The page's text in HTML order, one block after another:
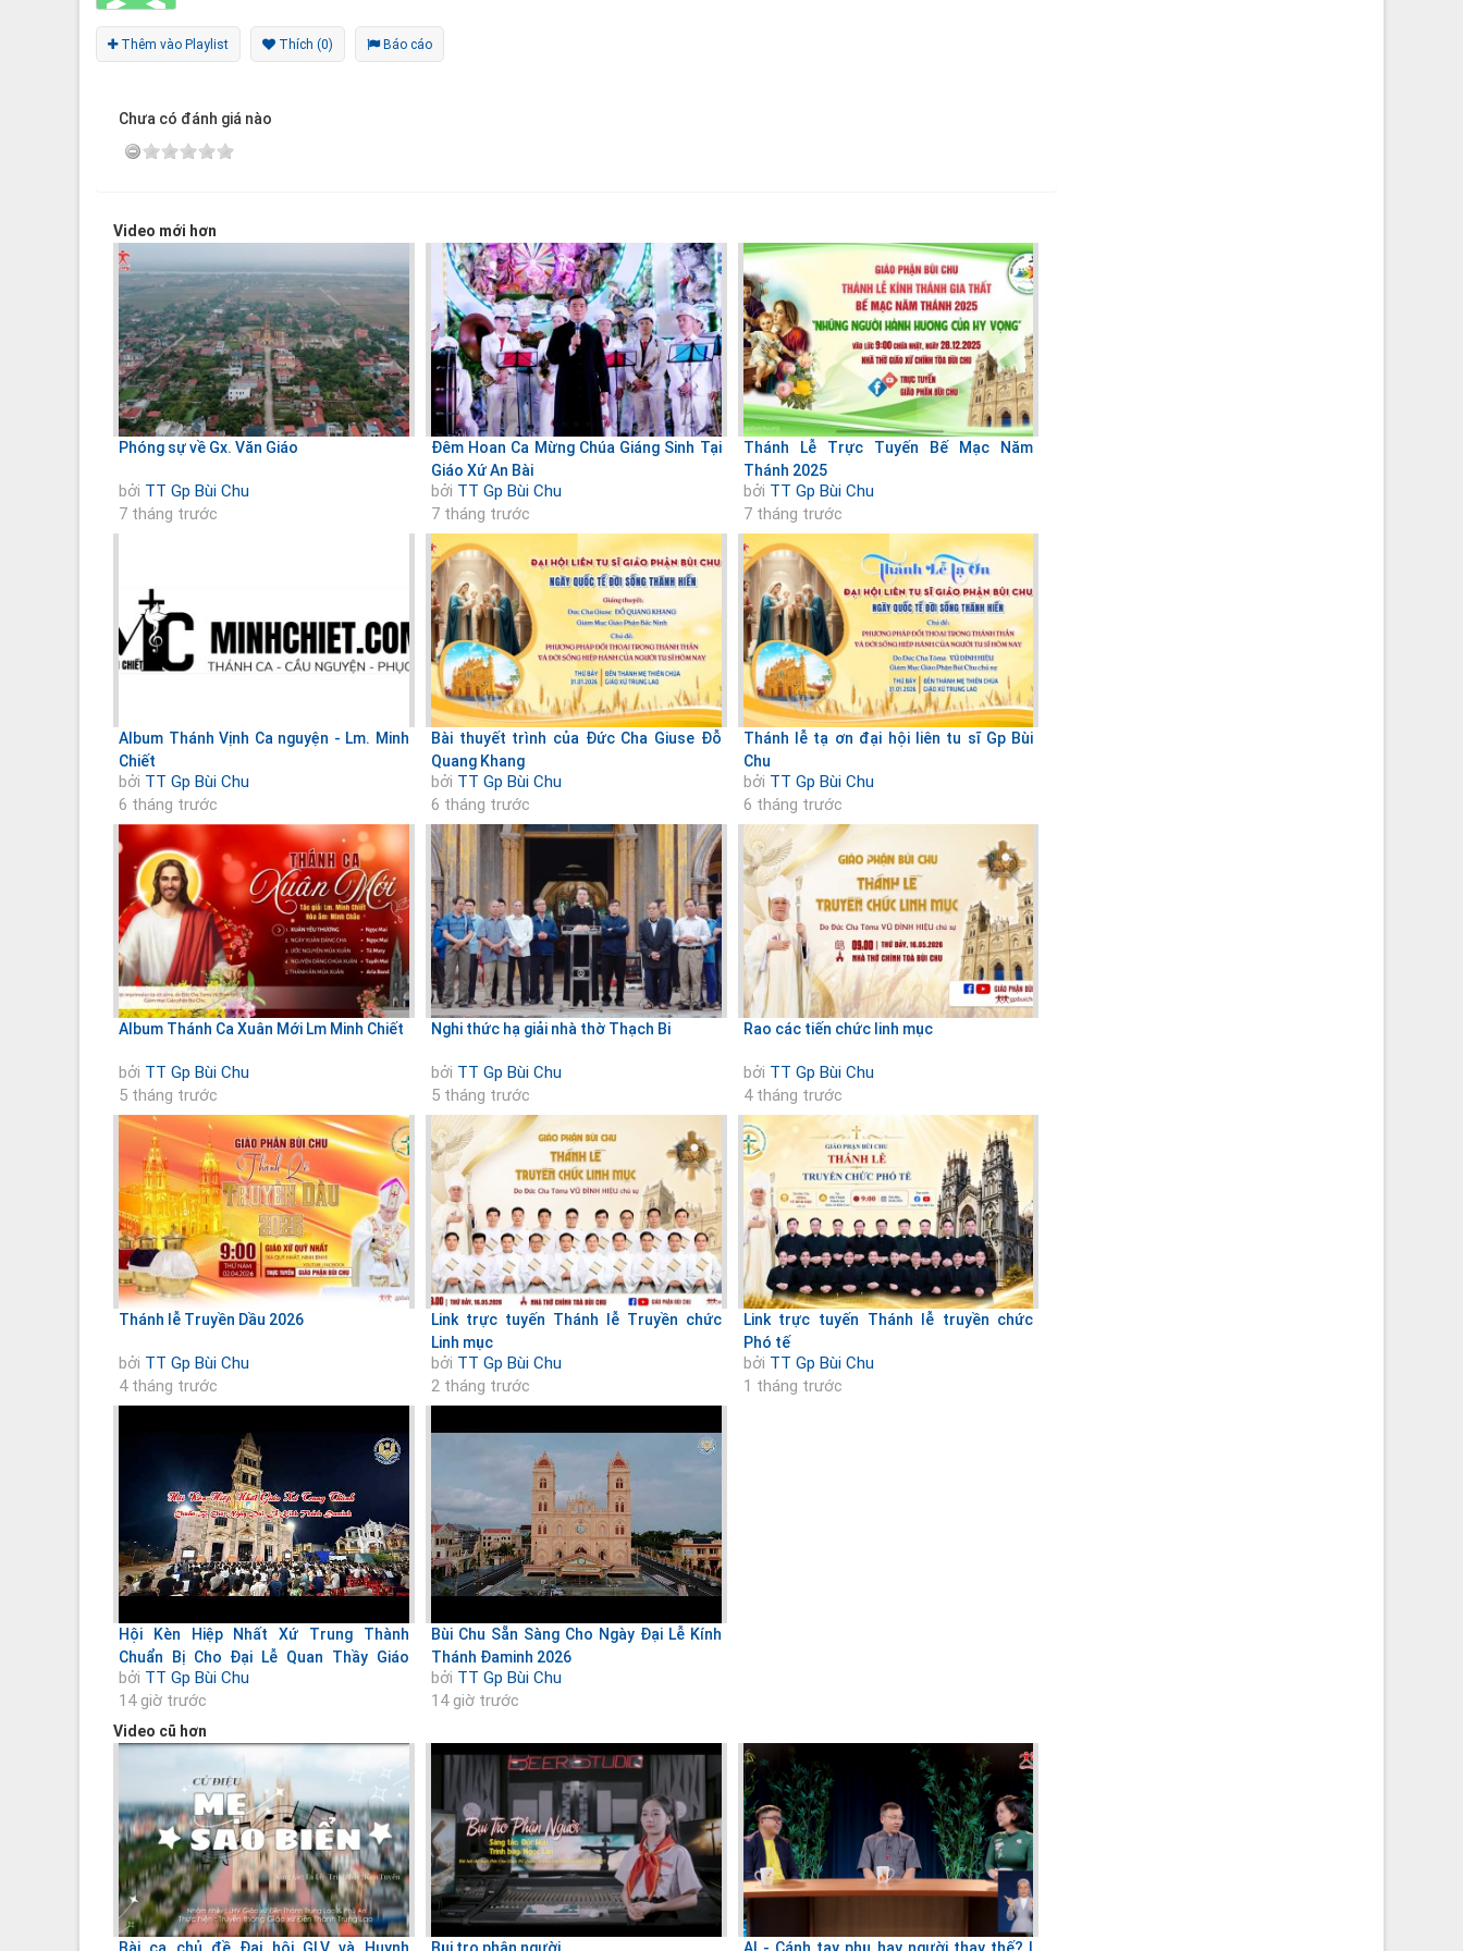
Thêm vào Playlist Thích (0) Báo cáo
Chưa có đánh giá nào
Video mới hơn
Phóng sự về Gx. Văn Giáo
bởi TT Gp Bùi Chu
7 tháng trước
Đêm Hoan Ca Mừng Chúa Giáng Sinh Tại
Giáo Xứ An Bài
bởi TT Gp Bùi Chu
7 tháng trước
Thánh Lễ Trực Tuyến Bế Mạc Năm
Thánh 2025
bởi TT Gp Bùi Chu
7 tháng trước
Album Thánh Vịnh Ca nguyện - Lm. Minh
Chiết
bởi TT Gp Bùi Chu
6 tháng trước
Bài thuyết trình của Đức Cha Giuse Đỗ
Quang Khang
bởi TT Gp Bùi Chu
6 tháng trước
Thánh lễ tạ ơn đại hội liên tu sĩ Gp Bùi
Chu
bởi TT Gp Bùi Chu
6 tháng trước
Album Thánh Ca Xuân Mới Lm Minh Chiết
bởi TT Gp Bùi Chu
5 tháng trước
Nghi thức hạ giải nhà thờ Thạch Bi
bởi TT Gp Bùi Chu
5 tháng trước
Rao các tiến chức linh mục
bởi TT Gp Bùi Chu
4 tháng trước
Thánh lễ Truyền Dầu 2026
bởi TT Gp Bùi Chu
4 tháng trước
Link trực tuyến Thánh lễ Truyền chức
Linh mục
bởi TT Gp Bùi Chu
2 tháng trước
Link trực tuyến Thánh lễ truyền chức
Phó tế
bởi TT Gp Bùi Chu
1 tháng trước
Hội Kèn Hiệp Nhất Xứ Trung Thành
Chuẩn Bị Cho Đại Lễ Quan Thầy Giáo
Phận
bởi TT Gp Bùi Chu
14 giờ trước
Bùi Chu Sẵn Sàng Cho Ngày Đại Lễ Kính
Thánh Đaminh 2026
bởi TT Gp Bùi Chu
14 giờ trước
Video cũ hơn